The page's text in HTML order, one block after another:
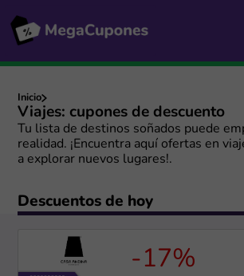
Inicio
Viajes: cupones de descuento
Tu lista de destinos soñados puede
realidad. ¡Encuentra aquí ofertas en
a explorar nuevos lugares!.
Descuentos de hoy
-17%